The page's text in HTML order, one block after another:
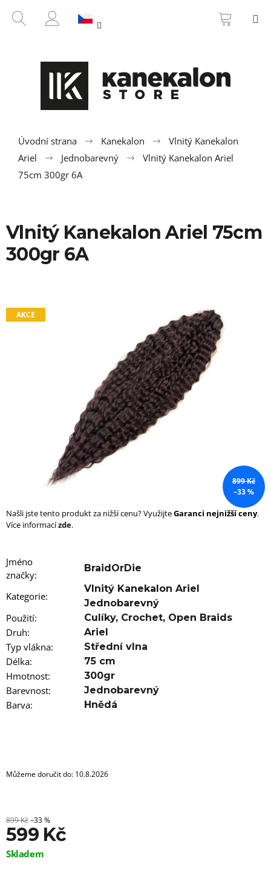
HLEDAT
PŘIHLÁŠENÍ
KOŠÍK
Úvodní strana Kanekalon
Vlnitý Kanekalon
Ariel
Jednobarevný
Vlnitý Kanekalon Ariel
75cm 300gr 6A
Vlnitý Kanekalon Ariel 75cm
300gr 6A
AKCE
899 Kč
–33 %
Našli jste tento produkt za nižší cenu? VyužijteGaranci nejnižší ceny.
Více informacízde.
Jméno
značky:
BraidOrDie
Kategorie:
Vlnitý Kanekalon Ariel
Jednobarevný
Použití: Culíky, Crochet, Open Braids
Druh: Ariel
Typ vlákna: Střední vlna
Délka: 75 cm
Hmotnost: 300gr
Barevnost: Jednobarevný
Barva: Hnědá
Můžeme doručit do: 10.8.2026
899 Kč–33 %
599 Kč
Měrná
Skladem
ZPĚT
ZPĚT
e
b
e
t
e
í
HLEDAT
u
č
e
m
100%
EZ
KANEKALON
FR8
89
Kč
Původně:
149
Kč